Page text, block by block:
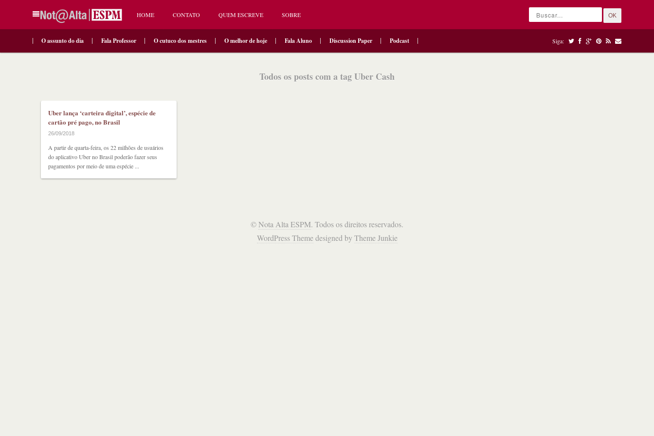
HOME CONTATO QUEM ESCREVE SOBRE OK
O assunto do dia Fala Professor O cutuco dos mestres O melhor de hoje Fala Aluno Discussion Paper Podcast Siga:
Todos os posts com a tag Uber Cash
Uber lança ‘carteira digital’, espécie de
cartão pré­ pago, no Brasil
26/09/2018
A partir de quarta-feira, os 22 milhões de usuários
do aplicativo Uber no Brasil poderão fazer seus
pagamentos por meio de uma espécie ...
©Nota Alta ESPM. Todos os direitos reservados.
WordPress Themedesigned by Theme Junkie